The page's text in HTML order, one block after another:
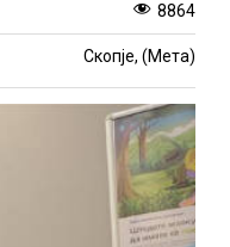
8864
Скопје, (Мета)